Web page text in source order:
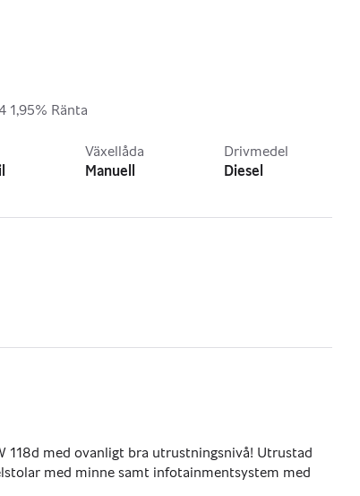
1,95% Ränta
Växellåda
Manuell
Drivmedel
Diesel
118d med ovanligt bra utrustningsnivå! Utrustad
med minne samt infotainmentsystem med